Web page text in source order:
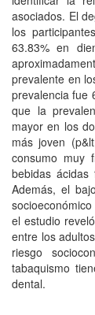
asociados. El
los
63.83% en
prevalente en
prevalencia fue
que la
mayor en los
más joven
consumo muy
bebidas ácidas
Además, el
el estudio
entre los
riesgo
tabaquismo
dental.